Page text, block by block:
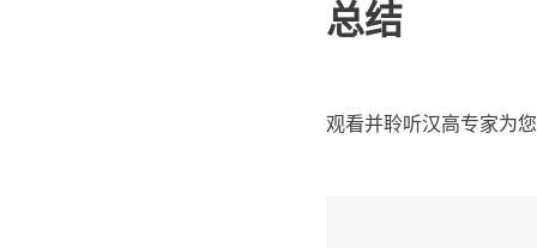
总结
观看并聆听汉高专家为